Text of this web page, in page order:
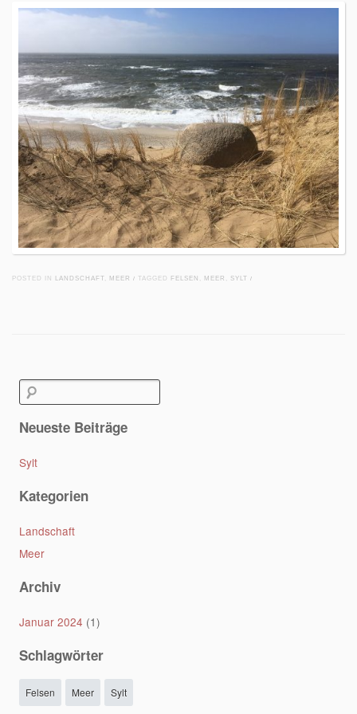
POSTED IN LANDSCHAFT MEER / TAGGED FELSEN MEER SYLT /
Suchen
Neueste Beiträge
Sylt
Kategorien
Landschaft
Meer
Archiv
Januar 2024 (1)
Schlagwörter
Felsen Meer Sylt